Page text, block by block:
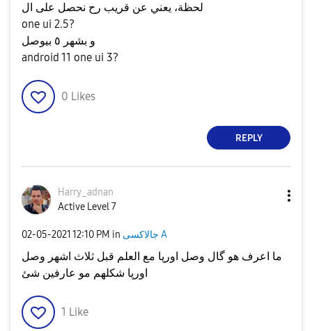
لحظة، يعني عن قريب رح نحصل على ال
one ui 2.5?
و بشهر ٥ بيوصل
android 11 one ui 3?
0 Likes
REPLY
Harry_adnan
Active Level 7
‎02-05-2021 12:10 PM in جالاكسى A
ما اعرف هو گال وصل اورپا مع العلم قبل ثلاث اشهر وصل
اورپا شكلهم مو عارفين شئ
1 Like